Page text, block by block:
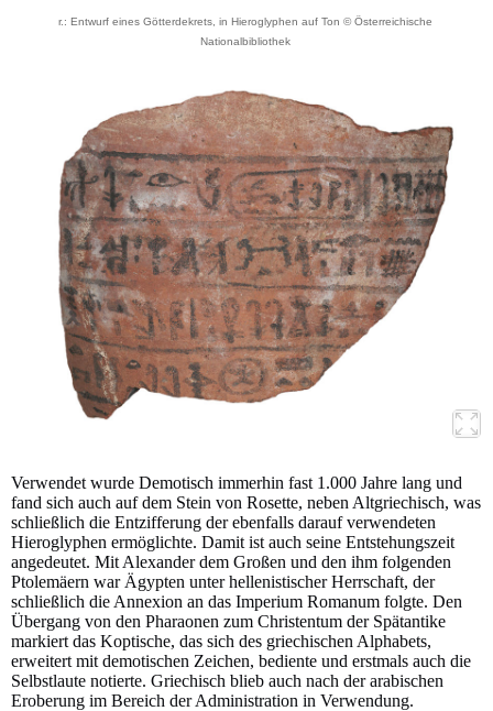
r.: Entwurf eines Götterdekrets, in Hieroglyphen auf Ton © Österreichische
Nationalbibliothek
Verwendet wurde Demotisch immerhin fast 1.000 Jahre lang und
fand sich auch auf dem Stein von Rosette, neben Altgriechisch, was
schließlich die Entzifferung der ebenfalls darauf verwendeten
Hieroglyphen ermöglichte. Damit ist auch seine Entstehungszeit
angedeutet. Mit Alexander dem Großen und den ihm folgenden
Ptolemäern war Ägypten unter hellenistischer Herrschaft, der
schließlich die Annexion an das Imperium Romanum folgte. Den
Übergang von den Pharaonen zum Christentum der Spätantike
markiert das Koptische, das sich des griechischen Alphabets,
erweitert mit demotischen Zeichen, bediente und erstmals auch die
Selbstlaute notierte. Griechisch blieb auch nach der arabischen
Eroberung im Bereich der Administration in Verwendung.